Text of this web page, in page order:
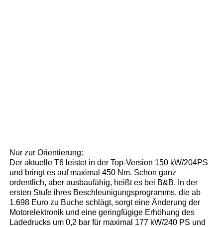
Nur zur Orientierung:
Der aktuelle T6 leistet in der Top-Version 150 kW/204PS
und bringt es auf maximal 450 Nm. Schon ganz
ordentlich, aber ausbaufähig, heißt es bei B&B. In der
ersten Stufe ihres Beschleunigungsprogramms, die ab
1.698 Euro zu Buche schlägt, sorgt eine Änderung der
Motorelektronik und eine geringfügige Erhöhung des
Ladedrucks um 0,2 bar für maximal 177 kW/240 PS und